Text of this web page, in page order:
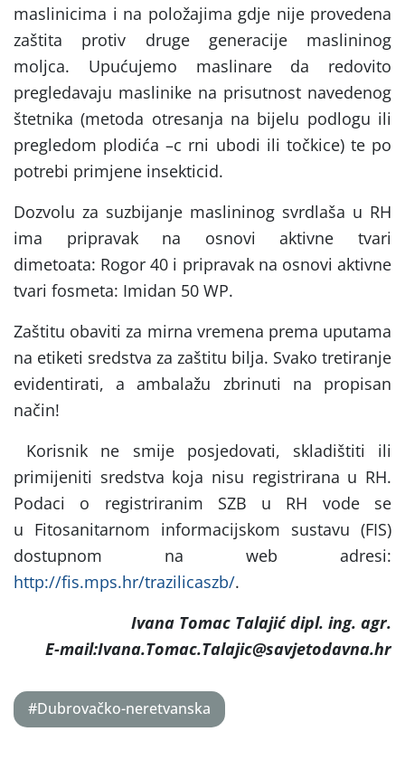
maslinicima i na položajima gdje nije provedena
zaštita protiv druge generacije maslininog
moljca. Upućujemo maslinare da redovito
pregledavaju maslinike na prisutnost navedenog
štetnika (metoda otresanja na bijelu podlogu ili
pregledom plodića –c rni ubodi ili točkice) te po
potrebi primjene insekticid.
Dozvolu za suzbijanje maslininog svrdlaša u RH
ima pripravak na osnovi aktivne tvari
dimetoata: Rogor 40 i pripravak na osnovi aktivne
tvari fosmeta: Imidan 50 WP.
Zaštitu obaviti za mirna vremena prema uputama
na etiketi sredstva za zaštitu bilja. Svako tretiranje
evidentirati, a ambalažu zbrinuti na propisan
način!
Korisnik ne smije posjedovati, skladištiti ili
primijeniti sredstva koja nisu registrirana u RH.
Podaci o registriranim SZB u RH vode se
u Fitosanitarnom informacijskom sustavu (FIS)
dostupnom na web adresi:
http://fis.mps.hr/trazilicaszb/.
Ivana Tomac Talajić dipl. ing. agr.
E-mail:Ivana.Tomac.Talajic@savjetodavna.hr
#Dubrovačko-neretvanska